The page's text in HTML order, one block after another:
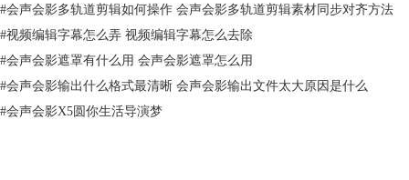
重要。此时，会声会影会自动创建一个关键帧。
#会声会影多轨道剪辑如何操作 会声会影多轨道剪辑素材同步对齐方法
#视频编辑字幕怎么弄 视频编辑字幕怎么去除
#会声会影遮罩有什么用 会声会影遮罩怎么用
#会声会影输出什么格式最清晰 会声会影输出文件太大原因是什么
#会声会影X5圆你生活导演梦